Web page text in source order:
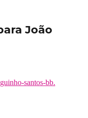
João
santos-bb.